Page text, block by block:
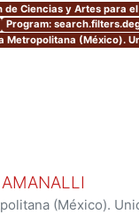
Ciencias y Artes para el
Program:
(México).
(México).